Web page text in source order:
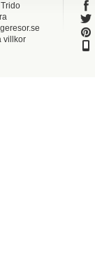
villkor